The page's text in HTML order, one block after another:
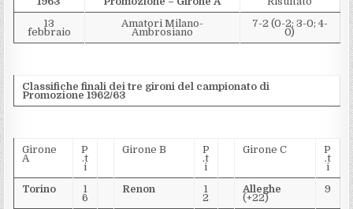
13
febbraio
Amatori Milano-
Ambrosiano
7-2 (0-2; 3-0; 4-
0)
Classifiche finali dei tre gironi del campionato di
Promozione 1962/63
Girone
A
P
.t
i
Girone B P
.t
i
Girone C P
.t
i
Torino
1
6
Renon 1
2
Alleghe
(+22)
9